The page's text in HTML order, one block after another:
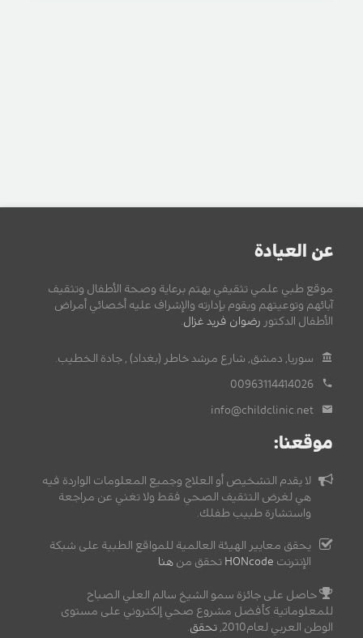
عن العيادة
موقع طبي علمي تثقيفي يهتم برعاية وصحة الأطفال وتثقيف
آبائهم وتوعيتهم ويقوم بإدارته والإشراف عليه أخصائي أمراض
الأطفال الدكتور رضوان فريد غزال.
سوريا, دمشق, شارع مرشد خاطر (بغداد) , جادة الخطيب.
00963114414026
info@childclinic.net
موقعنا:
لا يقدم التشخيص أو العلاج وجميع المعلومات الواردة فيه
هي لغرض التثقيف الصحي فقط ولا تغني عن مراجعة
واستشارة طبيب طفلك.
يحقق معايير الهيئة العالمية للمواقع الطبية على شبكة
الإنترنت HONcode تحقق من هنا
حاصل على جائزة سمو الشيخ سالم العلي الصباح
للمعلوماتية كأفضل مشروع صحي إلكتروني على مستوى
الوطن العربي لعام2010,
تحقق.